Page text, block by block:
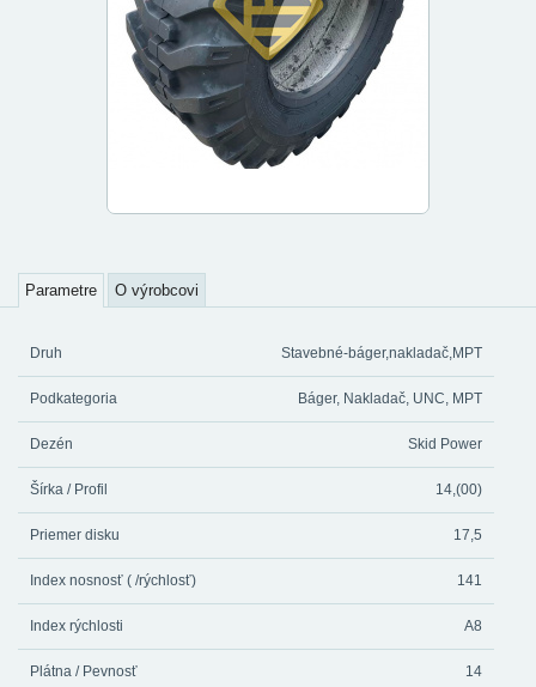
Parametre O výrobcovi
Druh Stavebné-báger,nakladač,MPT
Podkategoria Báger, Nakladač, UNC, MPT
Dezén Skid Power
Šírka / Profil 14,(00)
Priemer disku 17,5
Index nosnosť ( /rýchlosť) 141
Index rýchlosti A8
Plátna / Pevnosť 14